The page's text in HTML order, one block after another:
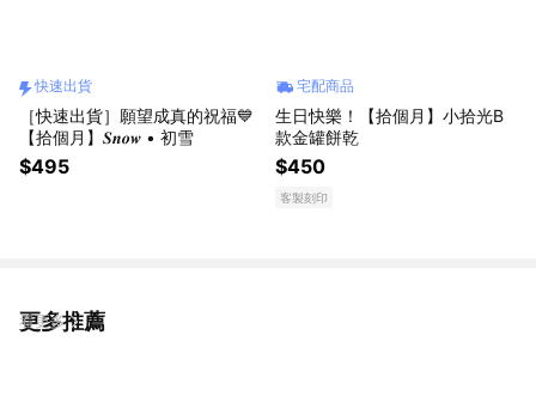
快速出貨
［快速出貨］願望成真的祝福💙
【拾個月】𝑺𝒏𝒐𝒘 • 初雪
$495
宅配商品
生日快樂！【拾個月】小拾光B
款金罐餅乾
$450
客製刻印
更多推薦
看更多